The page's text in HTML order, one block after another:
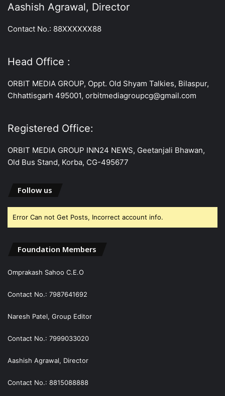
Aashish Agrawal, Director
Contact No.: 88XXXXXX88
Head Office :
ORBIT MEDIA GROUP, Oppt. Old Shyam Talkies, Bilaspur,
Chhattisgarh 495001, orbitmediagroupcg@gmail.com
Registered Office:
ORBIT MEDIA GROUP INN24 NEWS, Geetanjali Bhawan,
Old Bus Stand, Korba, CG-495677
Follow us
Error Can not Get Posts, Incorrect account info.
Foundation Members
Omprakash Sahoo C.E.O
Contact No.: 7987641692
Naresh Patel, Group Editor
Contact No.: 7999033020
Aashish Agrawal, Director
Contact No.: 8815088888